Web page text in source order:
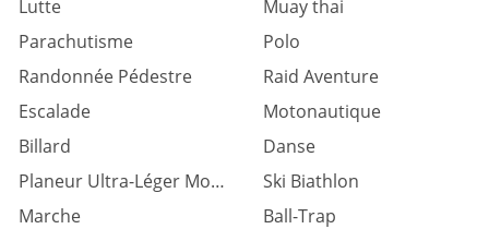
Lutte
Muay thai
Parachutisme
Polo
Randonnée Pédestre
Raid Aventure
Escalade
Motonautique
Billard
Danse
Planeur Ultra-Léger Motorisé
Ski Biathlon
Marche
Ball-Trap